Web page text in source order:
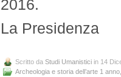
2016.
La Presidenza
Scritto da Studi Umanistici in 14
Archeologia e storia dell’arte 1 anno